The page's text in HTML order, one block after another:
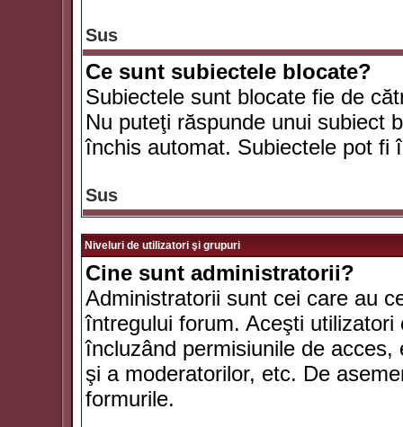
Sus
Ce sunt subiectele blocate?
Subiectele sunt blocate fie de
Nu puteţi răspunde unui subiect
închis automat. Subiectele pot fi
Sus
Niveluri de utilizatori şi grupuri
Cine sunt administratorii?
Administratorii sunt cei care au
întregului forum. Aceşti
încluzând permisiunile de
şi a moderatorilor, etc. De
formurile.